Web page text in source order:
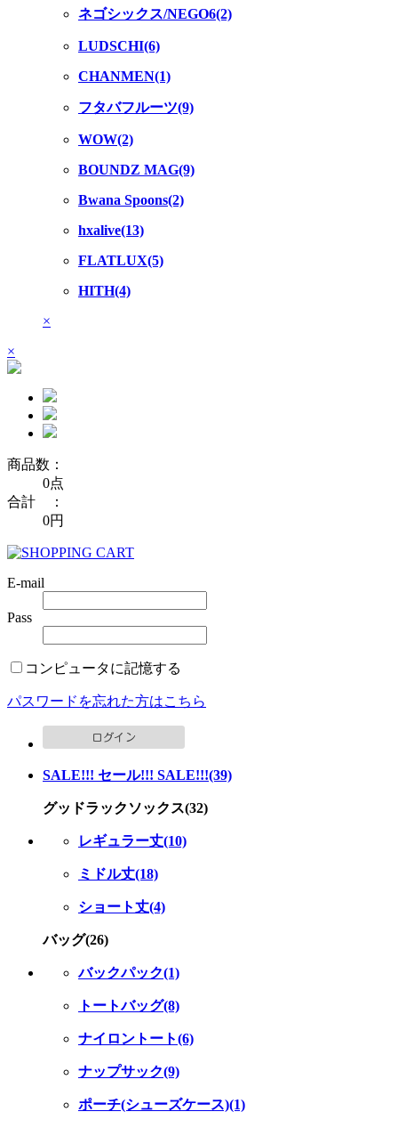
ネゴシックス/NEGO6(2)
LUDSCHI(6)
CHANMEN(1)
フタバフルーツ(9)
WOW(2)
BOUNDZ MAG(9)
Bwana Spoons(2)
hxalive(13)
FLATLUX(5)
HITH(4)
×
×
商品数：
0点
合計 ：
0円
E-mail
Pass
コンピュータに記憶する
パスワードを忘れた方はこちら
SALE!!! セール!!! SALE!!!(39)
グッドラックソックス(32)
レギュラー丈(10)
ミドル丈(18)
ショート丈(4)
バッグ(26)
バックパック(1)
トートバッグ(8)
ナイロントート(6)
ナップサック(9)
ポーチ(シューズケース)(1)